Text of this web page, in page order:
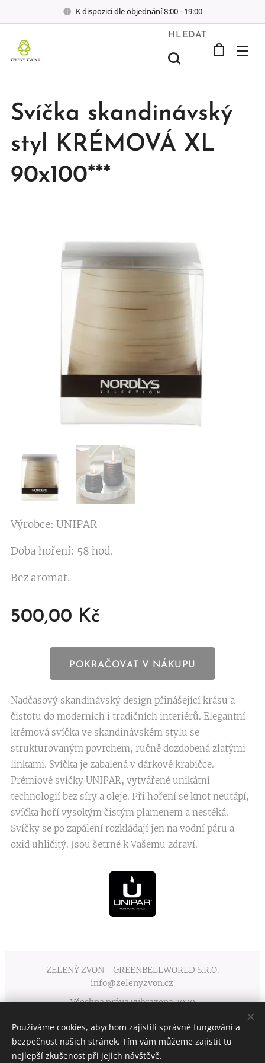
K dispozici dle objednání 8:00 - 19:00
HLEDAT
Svíčka skandinávský
styl KRÉMOVÁ XL
90x100***
Výrobce: UNIPAR
Doba hoření: 58 hod.
Bez aromat.
500,00 Kč
POKRAČOVAT V NÁKUPU
Nadčasový skandinávský design přinášející krásu a
čistotu do moderních i tradičních interiérů. Elegantní
krémová svíčka ve skandinávském stylu se
strukturovaným povrchem, ručně dozdobená zlatými
linkami. Svíčka je zabalená v dárkové krabičce.
Prémiové svíčky UNIPAR, vytvářené unikátní
technologií bez síry a oleje. Při hoření se knot neutápí,
svíčka hoří vysokým čistým plamenem a nestéká.
Svíčky se po zapálení rozkládají jen na vodní páru a
oxid uhličitý. Jsou šetrné k Vašemu zdraví.
ZELENÝ ZVON - GREENBELLWORLD S.R.O.
info@zelenyzvon.cz
Všechna práva vyhrazena 2020
Obchodní podmínky Cookies
Používáme cookies, abychom zajistili správné fungování a
bezpečnost našich stránek. Tím vám můžeme zajistit tu
nejlepší zkušenost při jejich návštěvě.